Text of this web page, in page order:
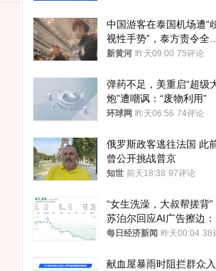
中国游客在泰国机场遭“
视性手势”，泰方责令全面
调查，对责任人采取最严
新黄河 昨天09:00 75评论
弹药不足，美重启“超级
炮”遭嘲讽：“废物利用”
环球网 昨天06:56 74评论
俄罗斯政客逃往法国 此
曾公开挑战普京
知世 前天18:38 97评论
“女生洗澡，大叔帮搓背”
苏泊尔回应AI广告擦边：
频全下架，已强化内容
每日经济新闻 昨天00:04 38
献血屋暴雨时阻拦群众